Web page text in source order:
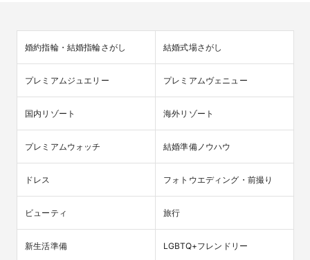
婚約指輪・結婚指輪さがし 結婚式場さがし
プレミアムジュエリー プレミアムヴェニュー
国内リゾート 海外リゾート
プレミアムウォッチ 結婚準備ノウハウ
ドレス フォトウエディング・前撮り
ビューティ 旅行
新生活準備 LGBTQ+フレンドリー